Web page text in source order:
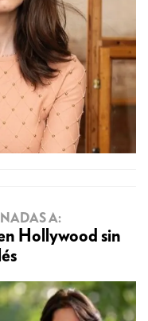
A:
Hollywood sin